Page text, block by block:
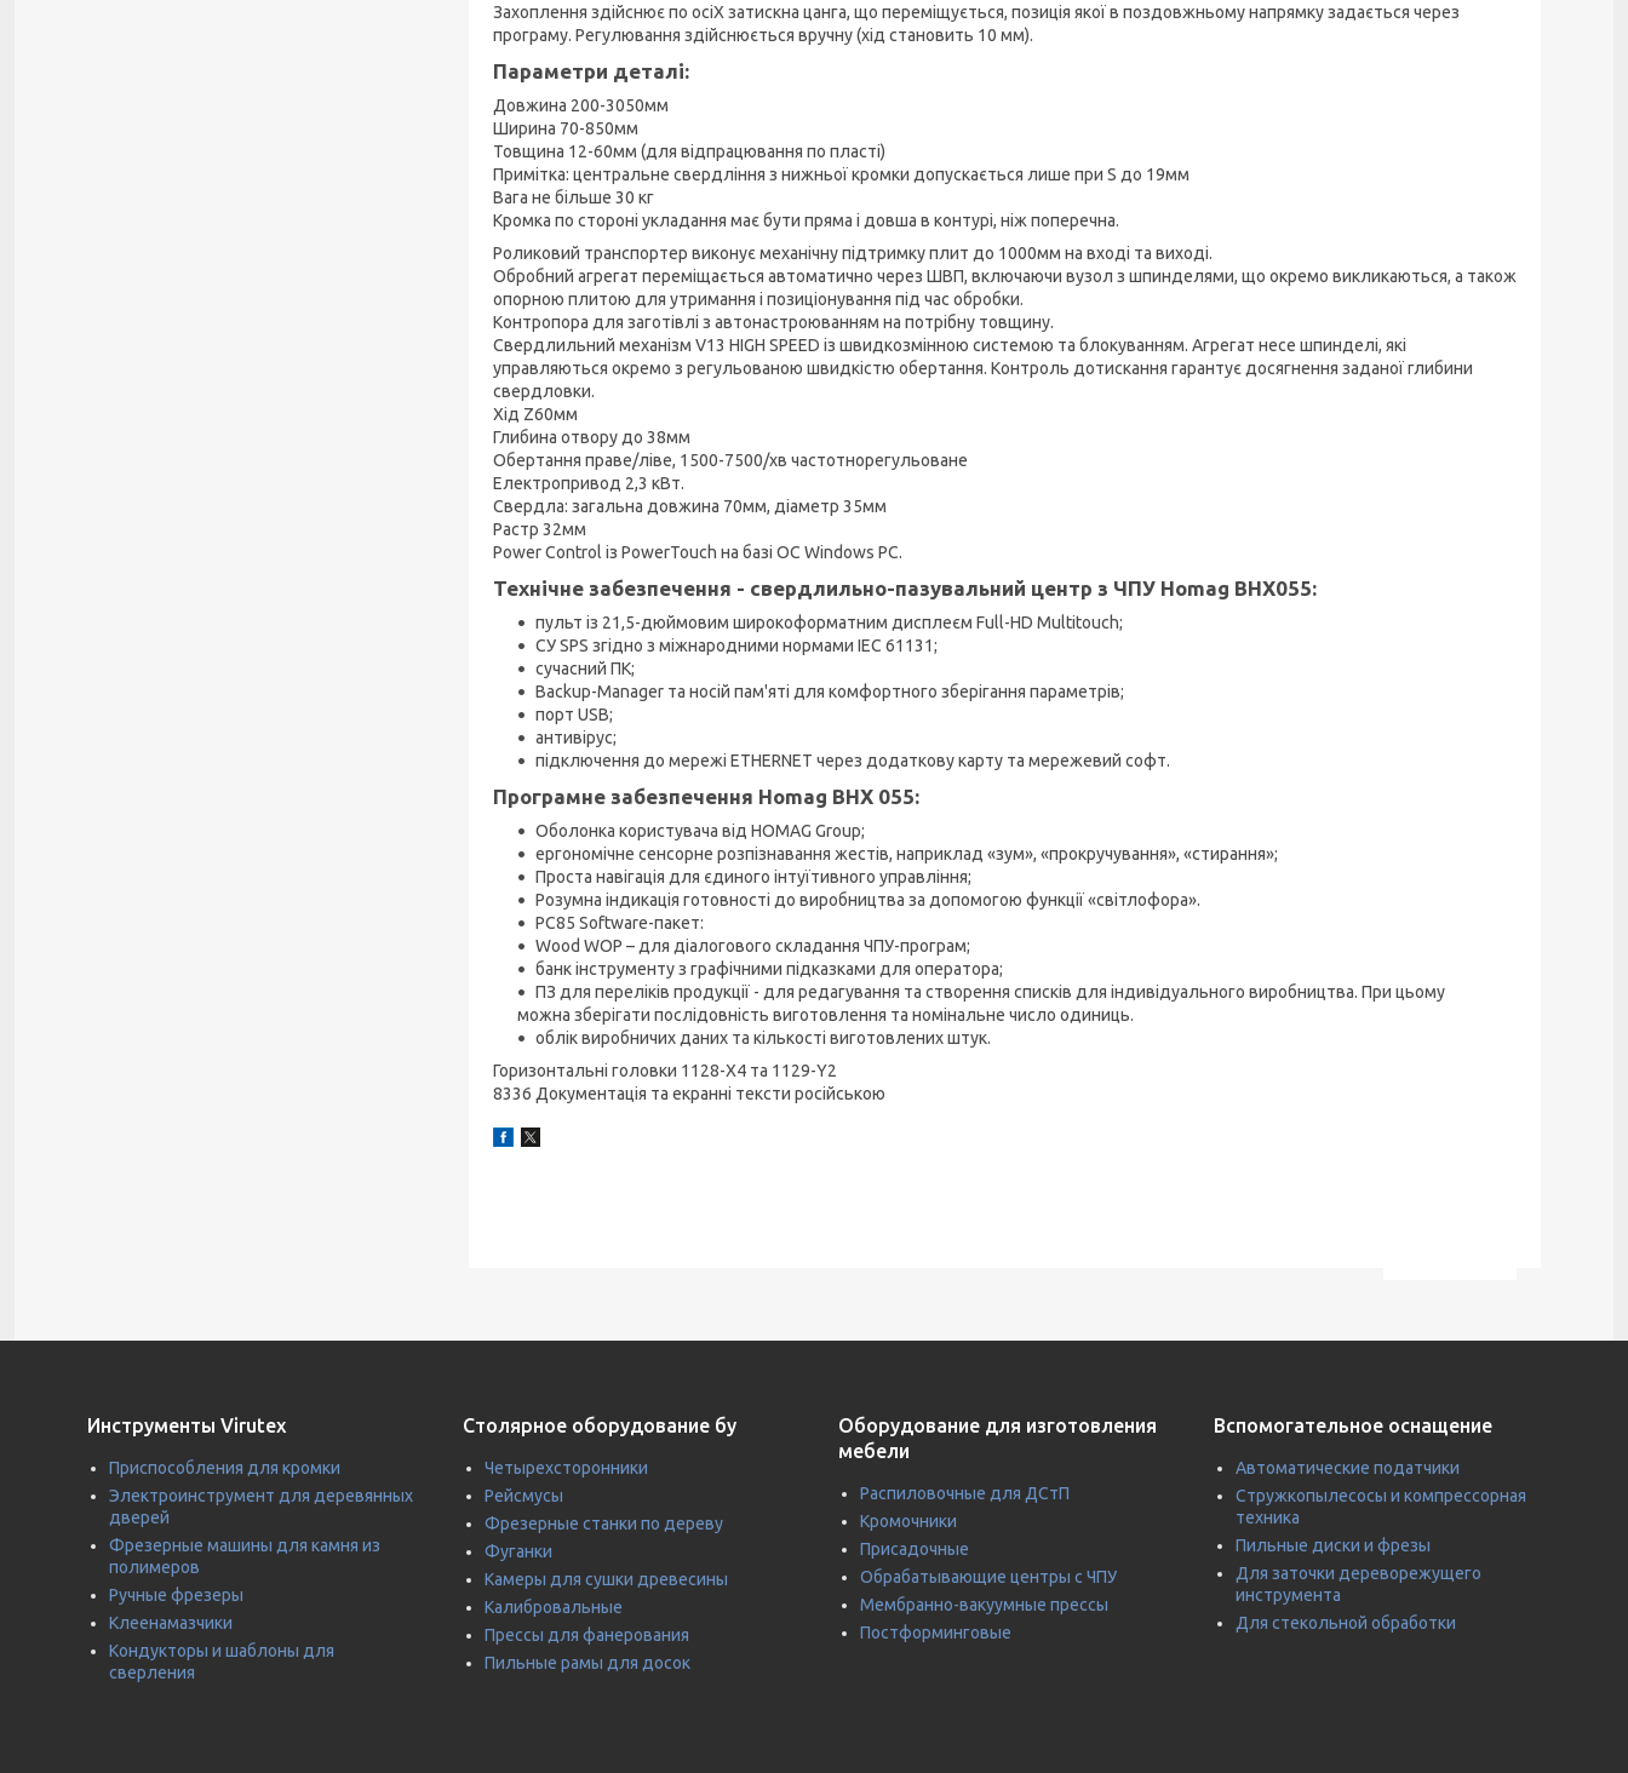
Захоплення здійснює по осіX затискна цанга, що переміщується, позиція якої в поздовжньому напрямку задається через
програму. Регулювання здійснюється вручну (хід становить 10 мм).
Параметри деталі:
Довжина 200-3050мм
Ширина 70-850мм
Товщина 12-60мм (для відпрацювання по пласті)
Примітка: центральне свердління з нижньої кромки допускається лише при S до 19мм
Вага не більше 30 кг
Кромка по стороні укладання має бути пряма і довша в контурі, ніж поперечна.
Роликовий транспортер виконує механічну підтримку плит до 1000мм на вході та виході.
Обробний агрегат переміщається автоматично через ШВП, включаючи вузол з шпинделями, що окремо викликаються, а також
опорною плитою для утримання і позиціонування під час обробки.
Контропора для заготівлі з автонастроюванням на потрібну товщину.
Свердлильний механізм V13 HIGH SPEED із швидкозмінною системою та блокуванням. Агрегат несе шпинделі, які
управляються окремо з регульованою швидкістю обертання. Контроль дотискання гарантує досягнення заданої глибини
свердловки.
Хід Z60мм
Глибина отвору до 38мм
Обертання праве/ліве, 1500-7500/хв частотнорегульоване
Електропривод 2,3 кВт.
Свердла: загальна довжина 70мм, діаметр 35мм
Растр 32мм
Power Control із PowerTouch на базі ОС Windows PC.
Технічне забезпечення - свердлильно-пазувальний центр з ЧПУ Homag BHX055:
пульт із 21,5-дюймовим широкоформатним дисплеєм Full-HD Multitouch;
СУ SPS згідно з міжнародними нормами IEC 61131;
сучасний ПК;
Backup-Manager та носій пам'яті для комфортного зберігання параметрів;
порт USB;
антивірус;
підключення до мережі ETHERNET через додаткову карту та мережевий софт.
Програмне забезпечення Homag BHX 055:
Оболонка користувача від HOMAG Group;
ергономічне сенсорне розпізнавання жестів, наприклад «зум», «прокручування», «стирання»;
Проста навігація для єдиного інтуїтивного управління;
Розумна індикація готовності до виробництва за допомогою функції «світлофора».
PC85 Software-пакет:
Wood WOP – для діалогового складання ЧПУ-програм;
банк інструменту з графічними підказками для оператора;
ПЗ для переліків продукції - для редагування та створення списків для індивідуального виробництва. При цьому
можна зберігати послідовність виготовлення та номінальне число одиниць.
облік виробничих даних та кількості виготовлених штук.
Горизонтальні головки 1128-X4 та 1129-Y2
8336 Документація та екранні тексти російською
Инструменты Virutex
Приспособления для кромки
Электроинструмент для деревянных
дверей
Фрезерные машины для камня из
полимеров
Ручные фрезеры
Клеенамазчики
Кондукторы и шаблоны для
сверления
Столярное оборудование бу
Четырехсторонники
Рейсмусы
Фрезерные станки по дереву
Фуганки
Камеры для сушки древесины
Калибровальные
Прессы для фанерования
Пильные рамы для досок
Оборудование для изготовления
мебели
Распиловочные для ДСтП
Кромочники
Присадочные
Обрабатывающие центры с ЧПУ
Мембранно-вакуумные прессы
Постформинговые
Вспомогательное оснащение
Автоматические податчики
Стружкопылесосы и компрессорная
техника
Пильные диски и фрезы
Для заточки дереворежущего
инструмента
Для стекольной обработки